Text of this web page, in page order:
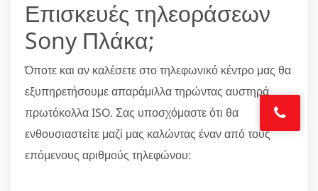
Επισκευές τηλεοράσεων
Sony Πλάκα;
Όποτε και αν καλέσετε στο τηλεφωνικό κέντρο μας θα
εξυπηρετήσουμε απαράμιλλα τηρώντας αυστηρά
πρωτόκολλα ISO. Σας υποσχόμαστε ότι θα
ενθουσιαστείτε μαζί μας καλώντας έναν από τους
επόμενους αριθμούς τηλεφώνου: